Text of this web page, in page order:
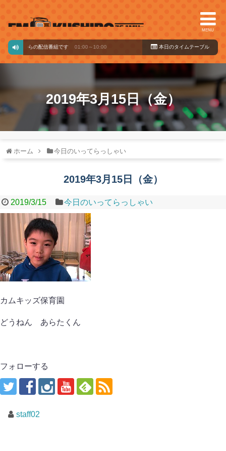
MENU
ードからの配信番組です 01:00～10:00 本日のタイ ムテーブル
2019年3月15日（金）
ホーム 今日のいってらっしゃい
2019年3月15日（金）
2019/3/15 今日のいってらっしゃい
カムキッズ保育園
どうねん あらたくん
フォローする
staff02